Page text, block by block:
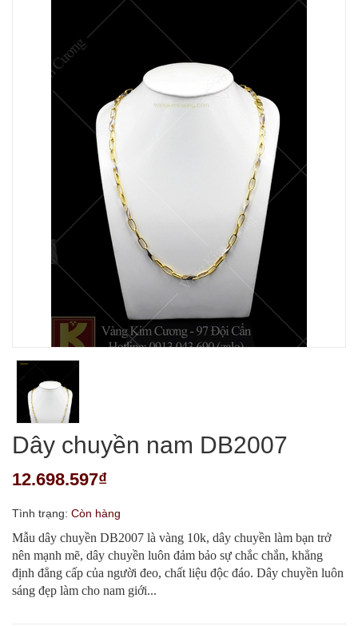
Dây chuyền nam DB2007
12.698.597₫
Tình trạng: Còn hàng
Mẫu dây chuyền DB2007 là vàng 10k, dây chuyền làm bạn trở
nên mạnh mẽ, dây chuyền luôn đảm bảo sự chắc chắn, khẳng
định đẳng cấp của người đeo, chất liệu độc đáo. Dây chuyền luôn
sáng đẹp làm cho nam giới...